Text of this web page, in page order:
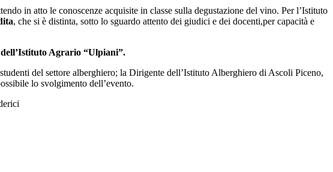
in atto le conoscenze acquisite in classe sulla degustazione del vino. Per l’Istituto
, che si è distinta, sotto lo sguardo attento dei giudici e dei docenti,per capacità e
Agrario “Ulpiani”.
del settore alberghiero; la Dirigente dell’Istituto Alberghiero di Ascoli Piceno,
lo svolgimento dell’evento.